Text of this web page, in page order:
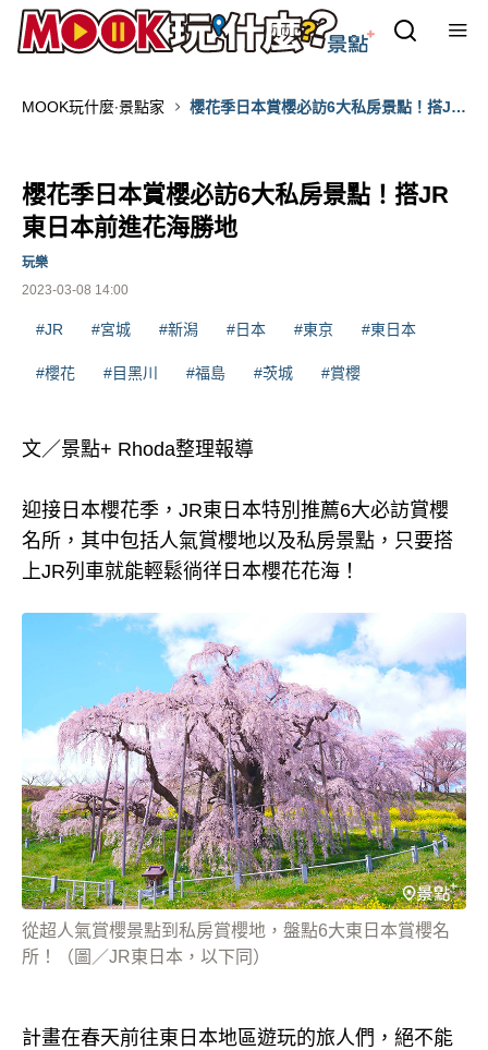
MOOK玩什麼‧景點家
櫻花季日本賞櫻必訪6大私房景點！搭JR
櫻花季日本賞櫻必訪6大私房景點！搭JR
東日本前進花海勝地
2023-03-08 14:00
玩樂
#JR #宮城 #新潟 #日本 #東京 #東日本
#櫻花 #目黑川 #福島 #茨城 #賞櫻
文／景點+ Rhoda整理報導
迎接日本櫻花季，JR東日本特別推薦6大必訪賞櫻
名所，其中包括人氣賞櫻地以及私房景點，只要搭
上JR列車就能輕鬆徜徉日本櫻花花海！
從超人氣賞櫻景點到私房賞櫻地，盤點6大東日本賞櫻名
所！（圖／JR東日本，以下同）
計畫在春天前往東日本地區遊玩的旅人們，絕不能